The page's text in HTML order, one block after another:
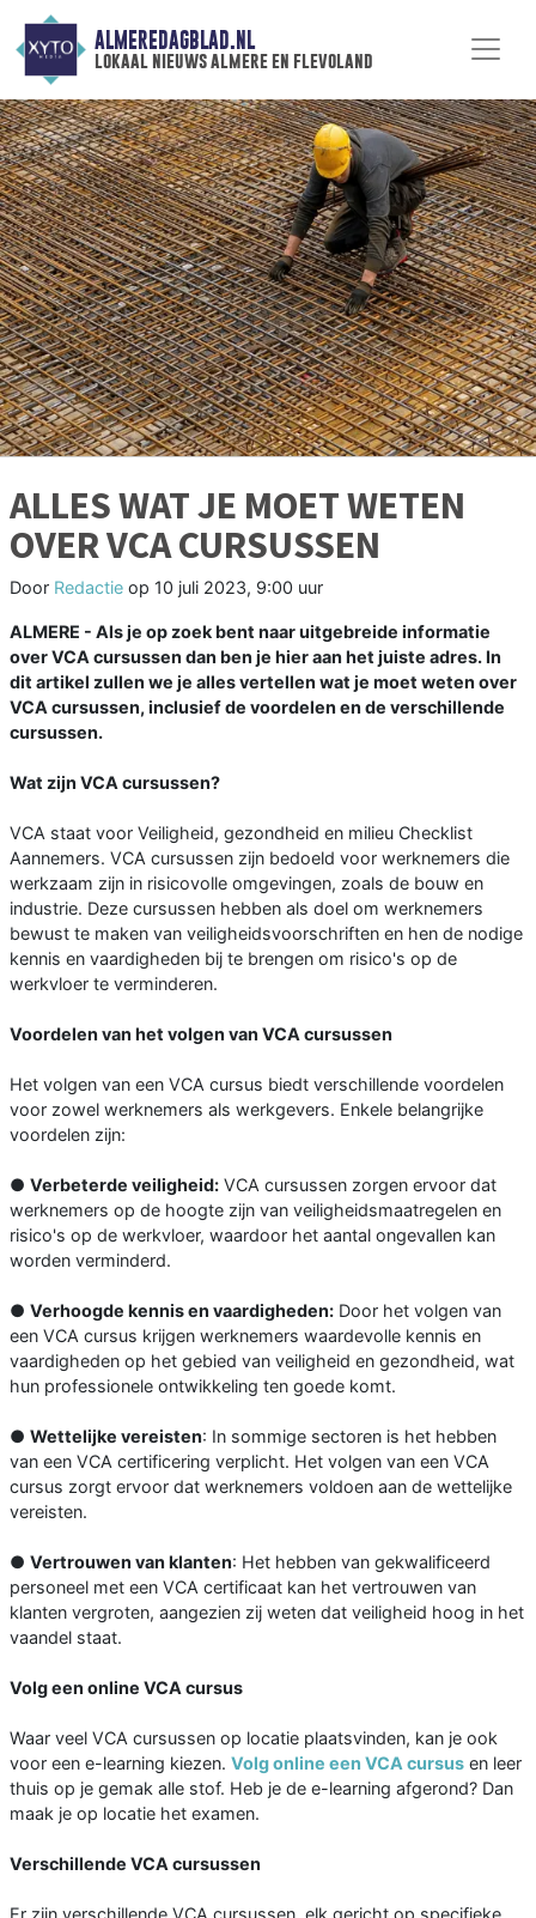
ALMEREDAGBLAD.NL
lokaal nieuws almere en flevoland
ALLES WAT JE MOET WETEN
OVER VCA CURSUSSEN
Door Redactie op 10 juli 2023, 9:00 uur
ALMERE - Als je op zoek bent naar uitgebreide informatie
over VCA cursussen dan ben je hier aan het juiste adres. In
dit artikel zullen we je alles vertellen wat je moet weten over
VCA cursussen, inclusief de voordelen en de verschillende
cursussen.
Wat zijn VCA cursussen?
VCA staat voor Veiligheid, gezondheid en milieu Checklist
Aannemers. VCA cursussen zijn bedoeld voor werknemers die
werkzaam zijn in risicovolle omgevingen, zoals de bouw en
industrie. Deze cursussen hebben als doel om werknemers
bewust te maken van veiligheidsvoorschriften en hen de nodige
kennis en vaardigheden bij te brengen om risico's op de
werkvloer te verminderen.
Voordelen van het volgen van VCA cursussen
Het volgen van een VCA cursus biedt verschillende voordelen
voor zowel werknemers als werkgevers. Enkele belangrijke
voordelen zijn:
● Verbeterde veiligheid: VCA cursussen zorgen ervoor dat
werknemers op de hoogte zijn van veiligheidsmaatregelen en
risico's op de werkvloer, waardoor het aantal ongevallen kan
worden verminderd.
● Verhoogde kennis en vaardigheden: Door het volgen van
een VCA cursus krijgen werknemers waardevolle kennis en
vaardigheden op het gebied van veiligheid en gezondheid, wat
hun professionele ontwikkeling ten goede komt.
● Wettelijke vereisten: In sommige sectoren is het hebben
van een VCA certificering verplicht. Het volgen van een VCA
cursus zorgt ervoor dat werknemers voldoen aan de wettelijke
vereisten.
● Vertrouwen van klanten: Het hebben van gekwalificeerd
personeel met een VCA certificaat kan het vertrouwen van
klanten vergroten, aangezien zij weten dat veiligheid hoog in het
vaandel staat.
Volg een online VCA cursus
Waar veel VCA cursussen op locatie plaatsvinden, kan je ook
voor een e-learning kiezen. Volg online een VCA cursus en leer
thuis op je gemak alle stof. Heb je de e-learning afgerond? Dan
maak je op locatie het examen.
Verschillende VCA cursussen
Er zijn verschillende VCA cursussen, elk gericht op specifieke